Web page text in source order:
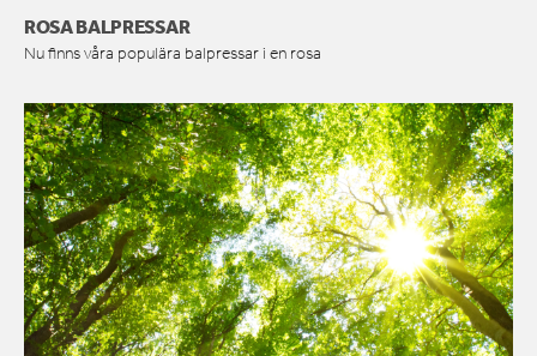
ROSA BALPRESSAR
Nu finns våra populära balpressar i en rosa